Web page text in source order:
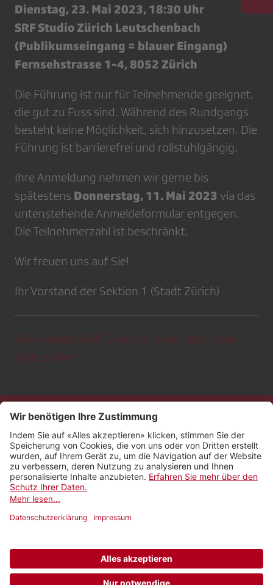
Dienstag, 23. Mai 2023, 18:30 Uhr
SRF Studio Zürich Leutschenbach
(Publikumseingang = blauer Eingang)
Fernsehstrasse 1-4, 8052 Zürich
Die Führung ist nur für Teilnehmende geeignet,
die gut zu Fuss sind. Während des Rundgangs
besteht keine Möglichkeit, sich hinzusetzen. Die
Führung ist barrierefrei und rollstuhlgängig.
Ihre Anmeldung nehmen wir gerne bis
spätestens Donnerstag, 11. Mai 2023 via das
untenstehende Anmeldeformular entgegen.
Die Teilnehmerzahl ist beschränkt.
Wir freuen uns auf Sie!
Ihr Vorstand der Sektion 1 (Stadt Zürich)
Die Anmeldefrist für diesen Event ist bereits
abgelaufen.
Kontakt
Impressum
Rechtliches
Netiquette